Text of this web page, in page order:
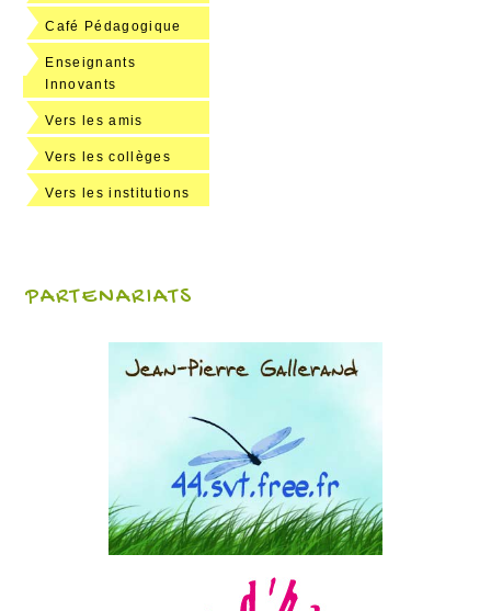
Café Pédagogique
Enseignants
Innovants
Vers les amis
Vers les collèges
Vers les institutions
PARTENARIATS